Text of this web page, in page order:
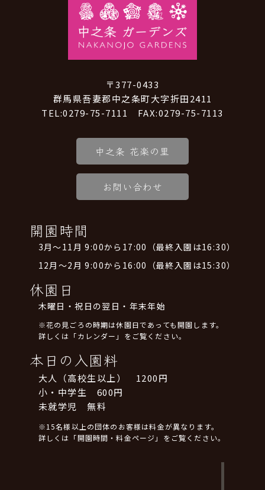
〒377-0433
群馬県吾妻郡中之条町大字折田2411
TEL:0279-75-7111 FAX:0279-75-7113
中之条 花楽の里
お問い合わせ
開園時間
3月～11月 9:00から17:00（最終入園は16:30）
12月～2月 9:00から16:00（最終入園は15:30）
休園日
木曜日・祝日の翌日・年末年始
※花の見ごろの時期は休園日であっても開園します。
詳しくは「カレンダー」をご覧ください。
本日の入園料
大人（高校生以上） 1200円
小・中学生 600円
未就学児 無料
※15名様以上の団体のお客様は料金が異なります。
詳しくは「開園時間・料金ページ」をご覧ください。